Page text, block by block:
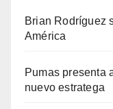
Brian Rodríguez
América
Pumas presenta
nuevo estratega